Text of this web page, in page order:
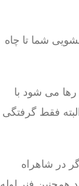
شما تا چاه
می شود با
فقط گرفتگی
در شاهراه